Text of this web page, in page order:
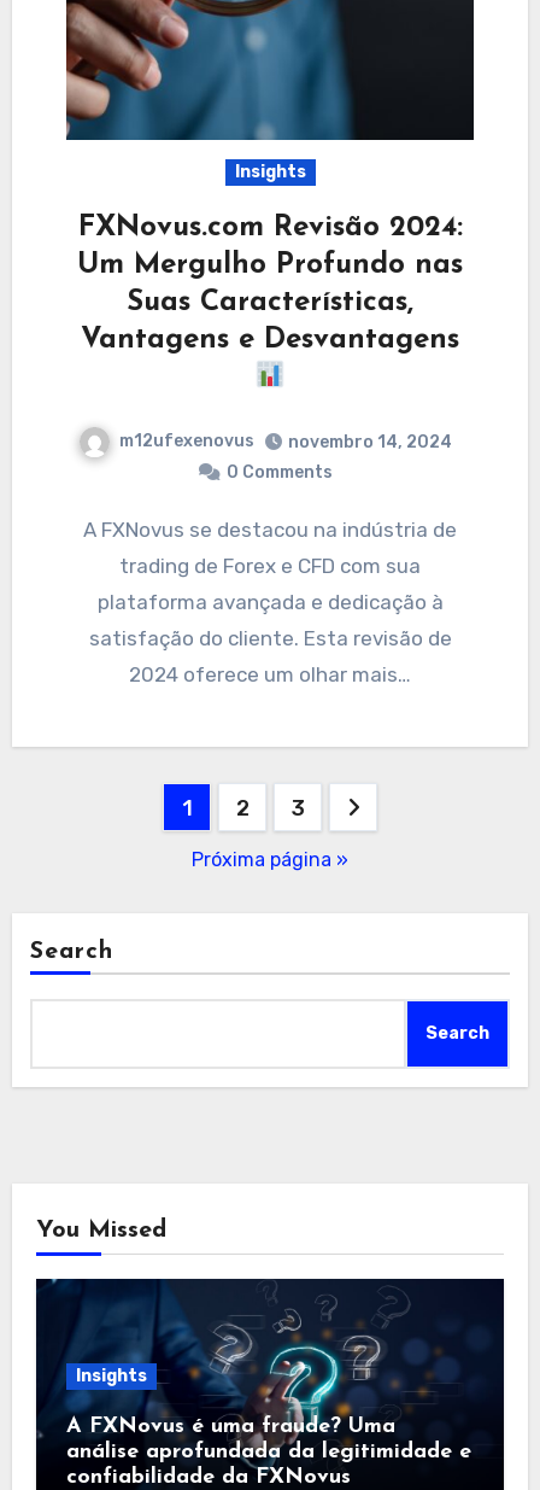
Insights
FXNovus.com Revisão 2024:
Um Mergulho Profundo nas
Suas Características,
Vantagens e Desvantagens
m12ufexenovus
novembro 14, 2024
0 Comments
A FXNovus se destacou na indústria de
trading de Forex e CFD com sua
plataforma avançada e dedicação à
satisfação do cliente. Esta revisão de
2024 oferece um olhar mais…
Navegação
1 2 3
Próxima página »
Search
Search
You Missed
Insights
A FXNovus é uma fraude? Uma
análise aprofundada da legitimidade e
confiabilidade da FXNovus